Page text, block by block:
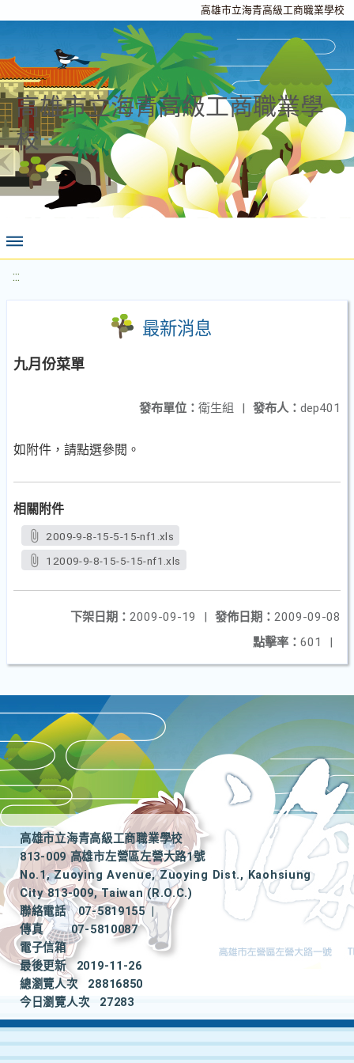
高雄市立海青高級工商職業學校
高雄市立海青高級工商職業學
校
:::
最新消息
九月份菜單
發布人： dep401
發布單位： 衛生組 |
如附件，請點選參閱。
相關附件
2009-9-8-15-5-15-nf1.xls
12009-9-8-15-5-15-nf1.xls
發佈日期： 2009-09-08
下架日期： 2009-09-19
|
點擊率： 601 |
高雄市立海青高級工商職業學校
813-009 高雄市左營區左營大路1號
No.1, Zuoying Avenue, Zuoying Dist., Kaohsiung
City 813-009, Taiwan (R.O.C.)
聯絡電話
07-5819155
|
傳真
07-5810087
電子信箱
最後更新
2019-11-26
總瀏覽人次
28816850
今日瀏覽人次
27283